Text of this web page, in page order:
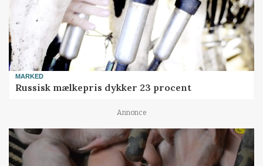
MARKED
Russisk mælkepris dykker 23 procent
Annonce